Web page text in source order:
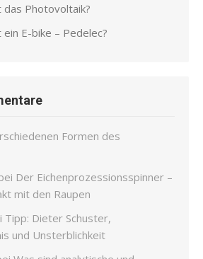
Photovoltaik?
E-bike – Pedelec?
Formen des
Der Eichenprozessionsspinner –
mit den Raupen
Tipp: Dieter Schuster,
und Unsterblichkeit